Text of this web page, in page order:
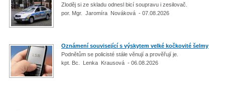
Zloděj si ze skladu odnesl bicí soupravu i zesilovač.
por. Mgr. Jaromíra Nováková - 07.08.2026
Oznámení související s výskytem velké kočkovité šelmy
Podnětům se policisté stále věnují a prověřují je.
kpt. Bc. Lenka Krausová - 06.08.2026